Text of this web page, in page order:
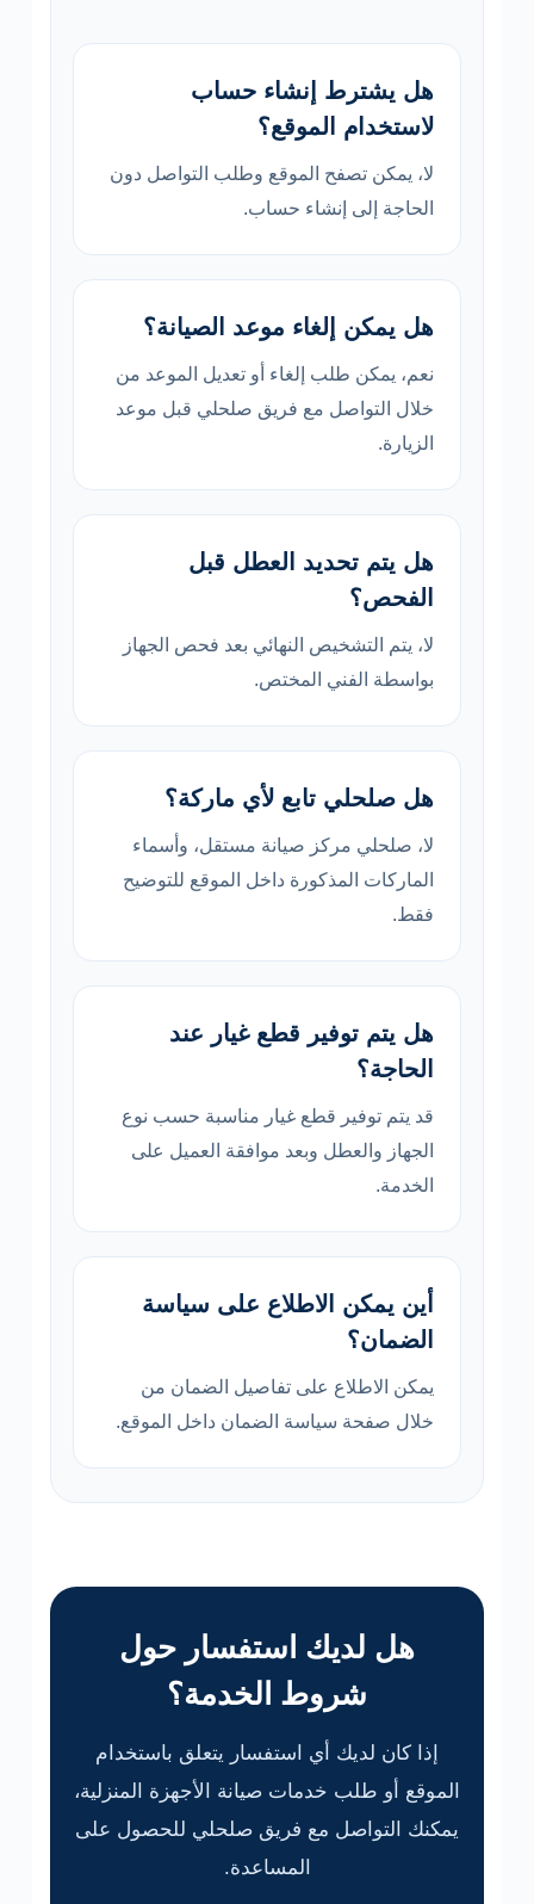
هل يشترط إنشاء حساب
لاستخدام الموقع؟
لا، يمكن تصفح الموقع وطلب التواصل دون
الحاجة إلى إنشاء حساب.
هل يمكن إلغاء موعد الصيانة؟
نعم، يمكن طلب إلغاء أو تعديل الموعد من
خلال التواصل مع فريق صلحلي قبل موعد
الزيارة.
هل يتم تحديد العطل قبل
الفحص؟
لا، يتم التشخيص النهائي بعد فحص الجهاز
بواسطة الفني المختص.
هل صلحلي تابع لأي ماركة؟
لا، صلحلي مركز صيانة مستقل، وأسماء
الماركات المذكورة داخل الموقع للتوضيح
فقط.
هل يتم توفير قطع غيار عند
الحاجة؟
قد يتم توفير قطع غيار مناسبة حسب نوع
الجهاز والعطل وبعد موافقة العميل على
الخدمة.
أين يمكن الاطلاع على سياسة
الضمان؟
يمكن الاطلاع على تفاصيل الضمان من
خلال صفحة سياسة الضمان داخل الموقع.
هل لديك استفسار حول
شروط الخدمة؟
إذا كان لديك أي استفسار يتعلق باستخدام
الموقع أو طلب خدمات صيانة الأجهزة المنزلية،
يمكنك التواصل مع فريق صلحلي للحصول على
المساعدة.